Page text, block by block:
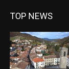
TOP NEWS